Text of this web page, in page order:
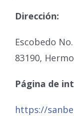
Dirección:
Escobedo
83190,
Página de
https://